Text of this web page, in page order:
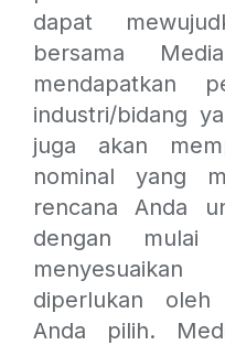
dapat
bersama
mendapatkan
industri/bidang
juga akan
nominal yang
rencana Anda
dengan mulai
diperlukan oleh
Anda pilih.